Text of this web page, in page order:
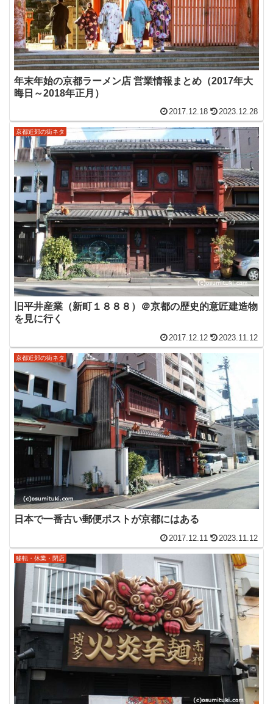
年末年始の京都ラーメン店 営業情報まとめ（2017年大
晦日～2018年正月）
2017.12.18 2023.12.28
京都近郊の街ネタ
旧平井産業（新町１８８８）＠京都の歴史的意匠建造物
を見に行く
2017.12.12 2023.11.12
京都近郊の街ネタ
日本で一番古い郵便ポストが京都にはある
2017.12.11 2023.11.12
移転・休業・閉店